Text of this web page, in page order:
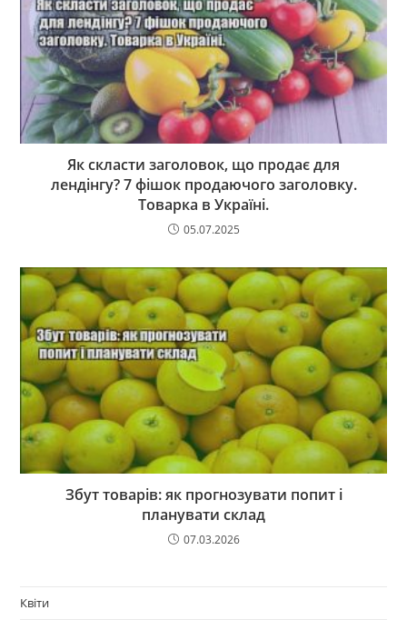
Як скласти заголовок, що продає для
лендінгу? 7 фішок продаючого заголовку.
Товарка в Україні.
05.07.2025
Збут товарів: як прогнозувати попит і
планувати склад
07.03.2026
Квіти